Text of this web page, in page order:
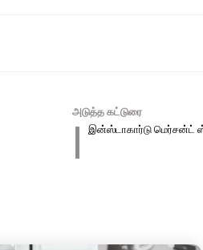
அடுத்த கட்டுரை
இன்ஸ்டாகார்டு மெர்சன்ட்